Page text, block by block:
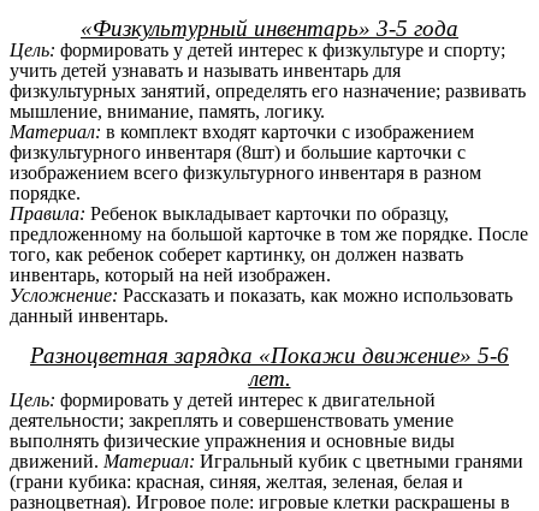
«Физкультурный инвентарь» 3-5 года
Цель: формировать у детей интерес к физкультуре и спорту;
учить детей узнавать и называть инвентарь для
физкультурных занятий, определять его назначение; развивать
мышление, внимание, память, логику.
Материал: в комплект входят карточки с изображением
физкультурного инвентаря (8шт) и большие карточки с
изображением всего физкультурного инвентаря в разном
порядке.
Правила: Ребенок выкладывает карточки по образцу,
предложенному на большой карточке в том же порядке. После
того, как ребенок соберет картинку, он должен назвать
инвентарь, который на ней изображен.
Усложнение: Рассказать и показать, как можно использовать
данный инвентарь.
Разноцветная зарядка «Покажи движение» 5-6
лет.
Цель: формировать у детей интерес к двигательной
деятельности; закреплять и совершенствовать умение
выполнять физические упражнения и основные виды
движений. Материал: Игральный кубик с цветными гранями
(грани кубика: красная, синяя, желтая, зеленая, белая и
разноцветная). Игровое поле: игровые клетки раскрашены в